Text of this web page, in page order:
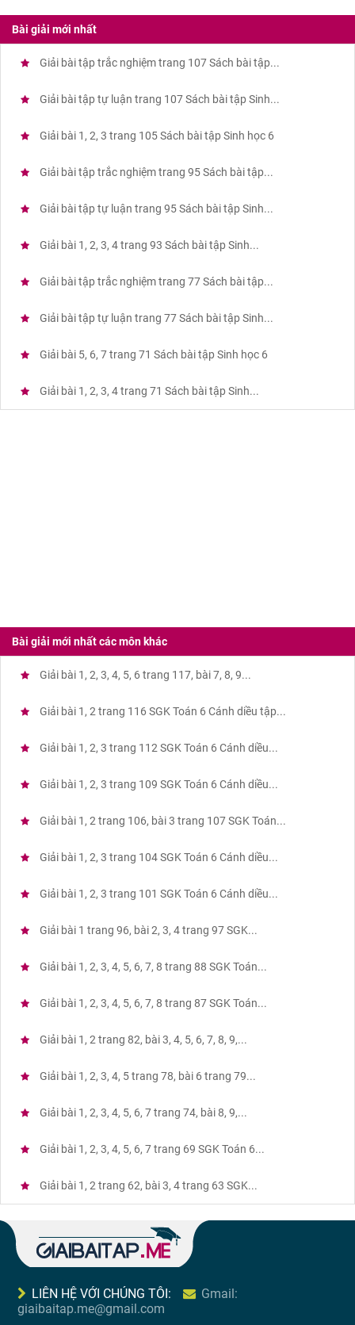
Bài giải mới nhất
Giải bài tập trắc nghiệm trang 107 Sách bài tập...
Giải bài tập tự luận trang 107 Sách bài tập Sinh...
Giải bài 1, 2, 3 trang 105 Sách bài tập Sinh học 6
Giải bài tập trắc nghiệm trang 95 Sách bài tập...
Giải bài tập tự luận trang 95 Sách bài tập Sinh...
Giải bài 1, 2, 3, 4 trang 93 Sách bài tập Sinh...
Giải bài tập trắc nghiệm trang 77 Sách bài tập...
Giải bài tập tự luận trang 77 Sách bài tập Sinh...
Giải bài 5, 6, 7 trang 71 Sách bài tập Sinh học 6
Giải bài 1, 2, 3, 4 trang 71 Sách bài tập Sinh...
Bài giải mới nhất các môn khác
Giải bài 1, 2, 3, 4, 5, 6 trang 117, bài 7, 8, 9...
Giải bài 1, 2 trang 116 SGK Toán 6 Cánh diều tập...
Giải bài 1, 2, 3 trang 112 SGK Toán 6 Cánh diều...
Giải bài 1, 2, 3 trang 109 SGK Toán 6 Cánh diều...
Giải bài 1, 2 trang 106, bài 3 trang 107 SGK Toán...
Giải bài 1, 2, 3 trang 104 SGK Toán 6 Cánh diều...
Giải bài 1, 2, 3 trang 101 SGK Toán 6 Cánh diều...
Giải bài 1 trang 96, bài 2, 3, 4 trang 97 SGK...
Giải bài 1, 2, 3, 4, 5, 6, 7, 8 trang 88 SGK Toán...
Giải bài 1, 2, 3, 4, 5, 6, 7, 8 trang 87 SGK Toán...
Giải bài 1, 2 trang 82, bài 3, 4, 5, 6, 7, 8, 9,...
Giải bài 1, 2, 3, 4, 5 trang 78, bài 6 trang 79...
Giải bài 1, 2, 3, 4, 5, 6, 7 trang 74, bài 8, 9,...
Giải bài 1, 2, 3, 4, 5, 6, 7 trang 69 SGK Toán 6...
Giải bài 1, 2 trang 62, bài 3, 4 trang 63 SGK...
LIÊN HỆ VỚI CHÚNG TÔI:
Gmail:
giaibaitap.me@gmail.com